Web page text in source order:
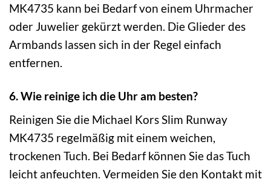
MK4735 kann bei Bedarf von einem Uhrmacher
oder Juwelier gekürzt werden. Die Glieder des
Armbands lassen sich in der Regel einfach
entfernen.
6. Wie reinige ich die Uhr am besten?
Reinigen Sie die Michael Kors Slim Runway
MK4735 regelmäßig mit einem weichen,
trockenen Tuch. Bei Bedarf können Sie das Tuch
leicht anfeuchten. Vermeiden Sie den Kontakt mit